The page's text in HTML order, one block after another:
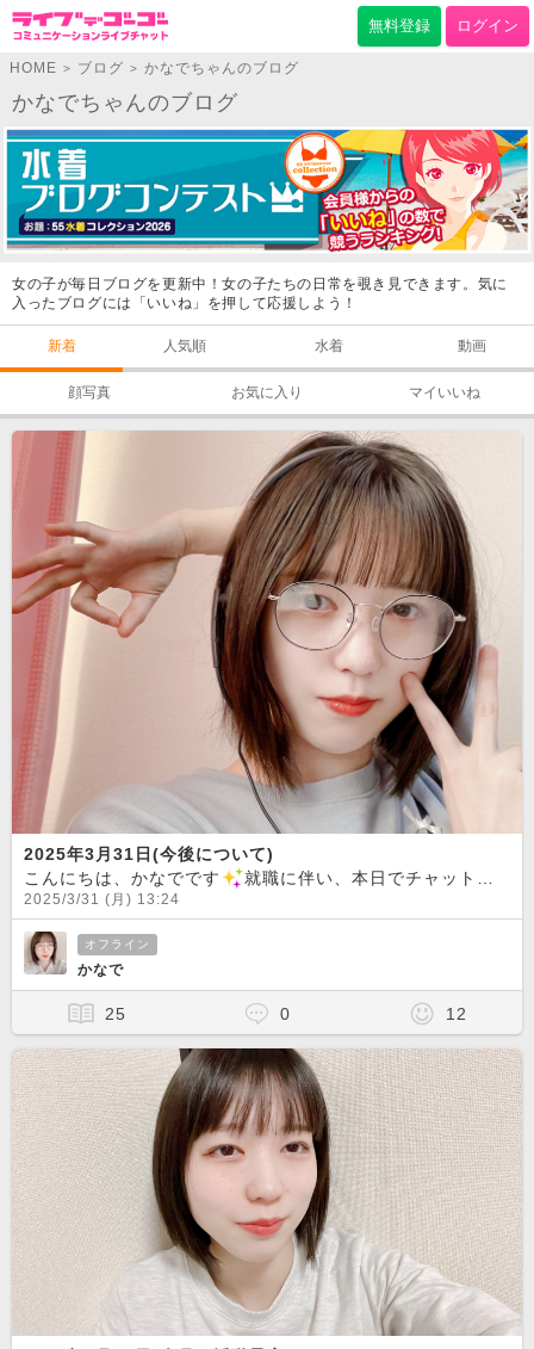
無料登録 ログイン
HOME > ブログ > かなでちゃんのブログ
かなでちゃんのブログ
女の子が毎日ブログを更新中！女の子たちの日常を覗き見できます。気に
入ったブログには「いいね」を押して応援しよう！
新着 人気順 水着 動画
顔写真 お気に入り マイいいね
2025年3月31日(今後について)
こんにちは、かなでです
就職に伴い、本日でチャットを辞めることになりました。短い間でしたが、たくさんの方々とお話しできて嬉しかったです。もし、お仕事がつらくなった時には、チャットに戻って来るかもしれません
2025/3/31 (月) 13:24
オフライン
かなで
25 0 12